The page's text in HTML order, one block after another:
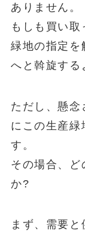
ありません。
もしも買い
緑地の指定を
へと斡旋する
ただし、懸
にこの生産
す。
その場合、ど
か?
まず、需要